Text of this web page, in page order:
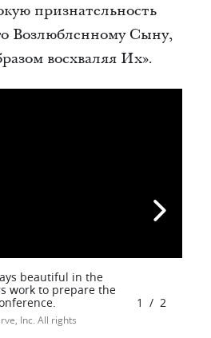
признательность
Возлюбленному Сыну,
восхваляя Их».
beautiful in the
work to prepare the
Inc. All rights
1 / 2